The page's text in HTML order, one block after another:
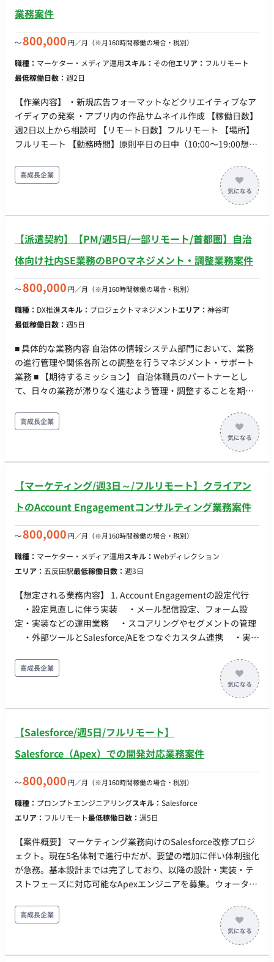
業務案件
〜800,000 円／月 （※月160時間稼働の場合・税別）
職種： マーケター・メディア運用スキル： その他エリア： フルリモート
最低稼働日数： 週2日
【作業内容】 ・新規広告フォーマットなどクリエイティブなア
イディアの発案 ・アプリ内の作品サムネイル作成 【稼働日数】
週2日以上から相談可 【リモート日数】フルリモート 【場所】
フルリモート 【勤務時間】原則平日の日中（10:00〜19:00想
コンテンツに抵抗ない方 ・時給精算で問題ない方 ・契約は単月
になります。
高成長企業
【派遣契約】【PM/週5日/一部リモート/首都圏】自治
体向け社内SE業務のBPOマネジメント・調整業務案件
〜800,000 円／月 （※月160時間稼働の場合・税別）
職種： DX推進スキル： プロジェクトマネジメントエリア： 神谷町
最低稼働日数： 週5日
■ 具体的な業務内容 自治体の情報システム部門において、業務
の進行管理や関係各所との調整を行うマネジメント・サポート
業務 ■ 【期待するミッション】 自治体職員のパートナーとし
て、日々の業務が滞りなく進むよう管理・調整することを期待
にタスクを依頼し、円滑なコミュニケーションを支える役割を
担っていただきます。 ■ 【業務内容・担当工程】 【進捗管理・
調整】 日々の業務進捗の把握、スケジュール管理、および自治
体担当者との定例調整 【ベンダー・関係各所との窓口】 システ
【ドキュメント管理】 会議資料の作成、業務フローの整理、報
告資料の取りまとめ ■ 【働き方】 ・契約形態：派遣契約 （週20
時間以上のため、社会保険加入必須） ・ 稼働量：週5日 稼働曜
日：月〜金 稼働時間：案件による（実働8時間程度） ・ 働き
チアップ期間は出社、その後は週1回程度の出社を想定 ・交通
費：支給 ・時給：4,000円〜 ※スキル・経験によって考慮しま
25日支払い
高成長企業
【マーケティング/週3日～/フルリモート】クライアン
トのAccount Engagementコンサルティング業務案件
〜800,000 円／月 （※月160時間稼働の場合・税別）
職種： マーケター・メディア運用スキル： Webディレクション
エリア： 五反田駅最低稼働日数： 週3日
【想定される業務内容】 1. Account Engagementの設定代行
・設定見直しに伴う実装 ・メール配信設定、フォーム設
定・実装などの運用業務 ・スコアリングやセグメントの管理
・外部ツールとSalesforce/AEをつなぐカスタム連携 ・実装
Salesforce（SFDC）との連携支援 ・キャンペーン階層やリー
ドステータスの設計 ・データ連携のトラブルシュート ・サ
ンドボックス環境での開発、設定代行 ・実装計画やテスト計
画などのドキュメンテーション ・オブジェクト構造を踏まえ
スキル】 ■必須スキル ・Salesforce運用設計・設定経験（キ
ャンペーン、リード、レポートなど） ・Account
Engagement（旧Pardot）の操作・実装経験 ■推奨スキル ・
ドキュメント作成・引き継ぎ資料の作成スキル ・JavaScript
基本知識（特にWeb→MA→CRM） 【備考】 ・フルリモート ・
週3日以上
高成長企業
【Salesforce/週5日/フルリモート】
Salesforce（Apex）での開発対応業務案件
〜800,000 円／月 （※月160時間稼働の場合・税別）
職種： プロンプトエンジニアリングスキル： Salesforce
エリア： フルリモート最低稼働日数： 週5日
【案件概要】 マーケティング業務向けのSalesforce改修プロジ
ェクト。現在5名体制で進行中だが、要望の増加に伴い体制強化
が急務。基本設計までは完了しており、以降の設計・実装・テ
ストフェーズに対応可能なApexエンジニアを募集。ウォーター
キルが求められる。 【プロジェクトスケジュール】 1〜2月：要
件定義 3〜4月：基本設計 5〜6月：詳細設計 7〜8月：開発 9〜
Salesforce（Apex）での開発対応 詳細設計、実装、ドキュメン
高成長企業